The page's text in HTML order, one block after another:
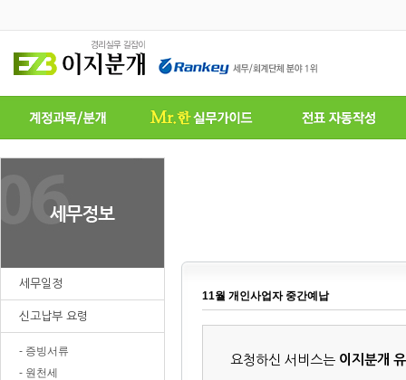
세무일정
신고납부 요령
- 증빙서류
- 원천세
11월 개인사업자 중간예납
요청하신 서비스는 이지분개